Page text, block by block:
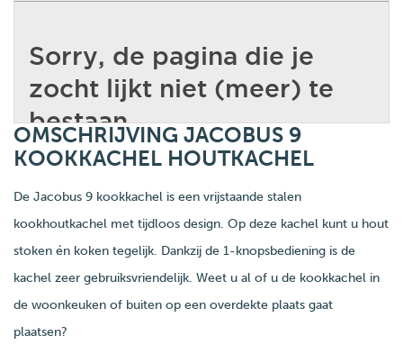
OMSCHRIJVING JACOBUS 9
KOOKKACHEL HOUTKACHEL
De Jacobus 9 kookkachel is een vrijstaande stalen
kookhoutkachel met tijdloos design. Op deze kachel kunt u hout
stoken én koken tegelijk. Dankzij de 1-knopsbediening is de
kachel zeer gebruiksvriendelijk. Weet u al of u de kookkachel in
de woonkeuken of buiten op een overdekte plaats gaat
plaatsen?